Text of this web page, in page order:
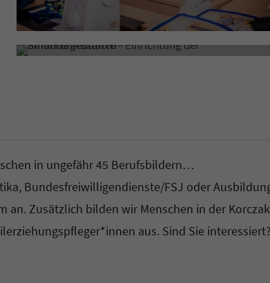
in ungefähr 45 Berufsbildern…
Bundesfreiwilligendienste/FSJ oder
Zusätzlich bilden wir Menschen in der
aus. Sind Sie